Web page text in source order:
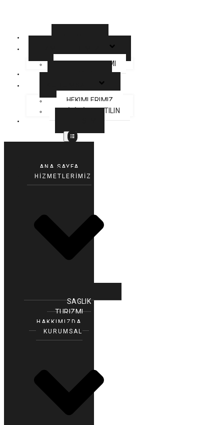
SAGLIK TURIZMI
HEKIMLERIMIZ
EKİBİMİZE KATILIN
ANA SAYFA
HİZMETLERİMİZ
SAGLIK
TURIZMI
HAKKIMIZDA
KURUMSAL